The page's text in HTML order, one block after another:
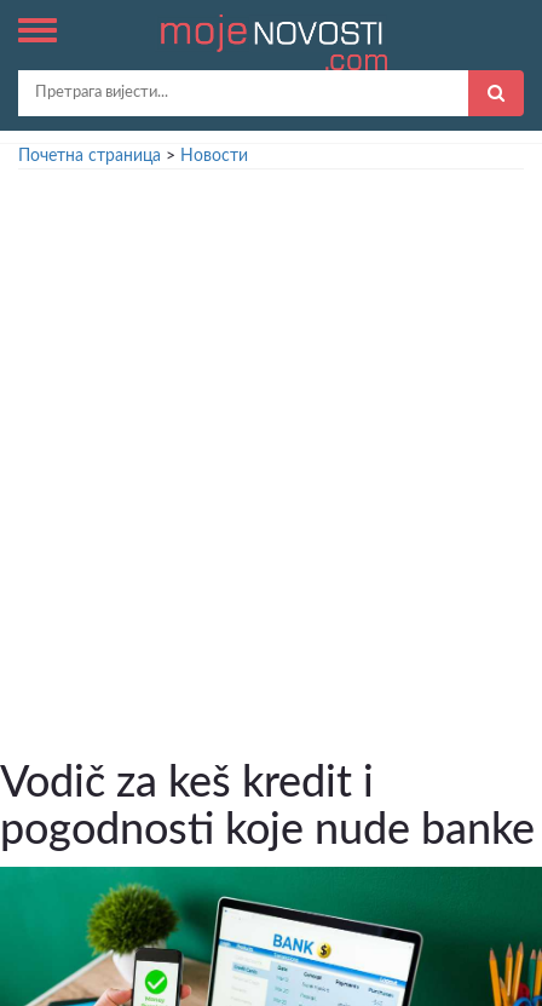
Почетна страница > Новости
Vodič za keš kredit i
pogodnosti koje nude banke